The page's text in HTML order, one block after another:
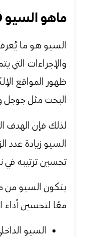
ماهو السيو SEO ؟
السيو هو ما
والإجراءات
ظهور المواقع
البحث مثل جوجل
لذلك فإن الهدف
السيو زيادة عدد
تحسين ترتيبه في
يتكون السيو من
معًا لتحسين أداء